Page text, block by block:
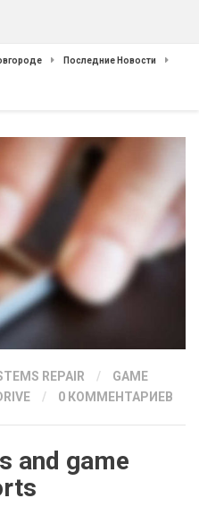
Последние Новости
REPAIR /
GAME
/ 0 КОММЕНТАРИЕВ
and game